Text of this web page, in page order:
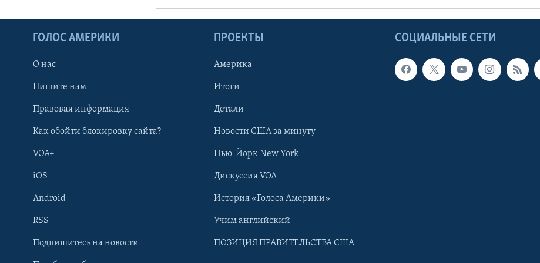
Learning English
СОЦИАЛЬНЫЕ СЕТИ
ГОЛОС АМЕРИКИ
О нас
Пишите нам
Правовая информация
Как обойти блокировку сайта?
VOA+
iOS
Android
RSS
Подпишитесь на новости
ПРОЕКТЫ
Америка
Итоги
Детали
Новости США за минуту
Нью-Йорк New York
Дискуссия VOA
История «Голоса Америки»
Учим английский
ПОЗИЦИЯ ПРАВИТЕЛЬСТВА США